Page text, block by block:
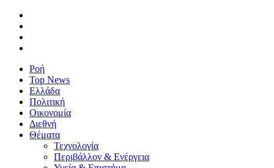
Ροή
Top News
Ελλάδα
Πολιτική
Οικονομία
Διεθνή
Θέματα
Τεχνολογία
Περιβάλλον & Ενέργεια